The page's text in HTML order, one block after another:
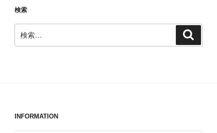
検索
索:
INFORMATION